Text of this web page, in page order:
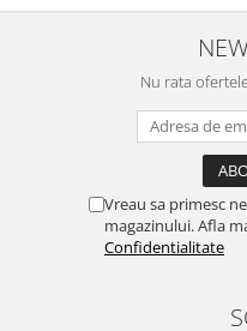
Nu rata
Vreau sa primesc
magazinului. Afla
Confidentialitate